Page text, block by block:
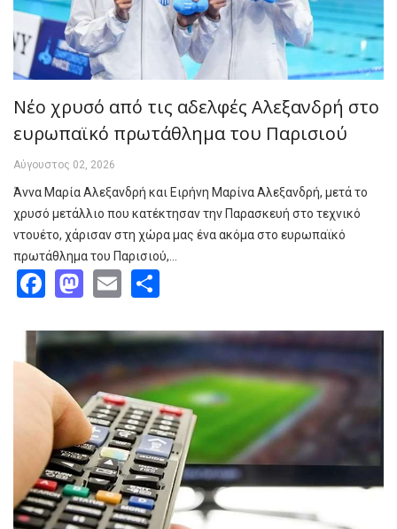
Νέο χρυσό από τις αδελφές Αλεξανδρή στο
ευρωπαϊκό πρωτάθλημα του Παρισιού
Αύγουστος 02, 2026
Άννα Μαρία Αλεξανδρή και Ειρήνη Μαρίνα Αλεξανδρή, μετά το
χρυσό μετάλλιο που κατέκτησαν την Παρασκευή στο τεχνικό
ντουέτο, χάρισαν στη χώρα μας ένα ακόμα στο ευρωπαϊκό
πρωτάθλημα του Παρισιού,…
Facebook
Mastodon
Email